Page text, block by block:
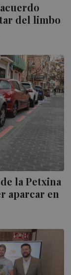
del limbo
la Petxina
aparcar en